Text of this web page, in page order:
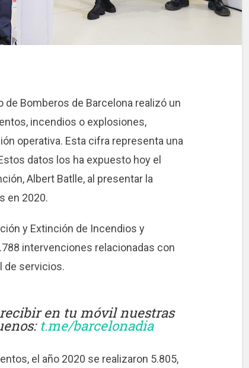
de Bomberos de Barcelona realizó un
incendios o explosiones,
operativa. Esta cifra representa una
datos los ha expuesto hoy el
Albert Batlle, al presentar la
en 2020.
y Extinción de Incendios y
intervenciones relacionadas con
de servicios.
en tu móvil nuestras
t.me/barcelonadia
el año 2020 se realizaron 5.805,